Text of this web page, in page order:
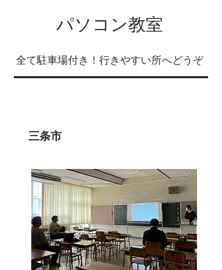
​パソコン教室
全て駐車場付き！行きやすい所へどうぞ
三条市